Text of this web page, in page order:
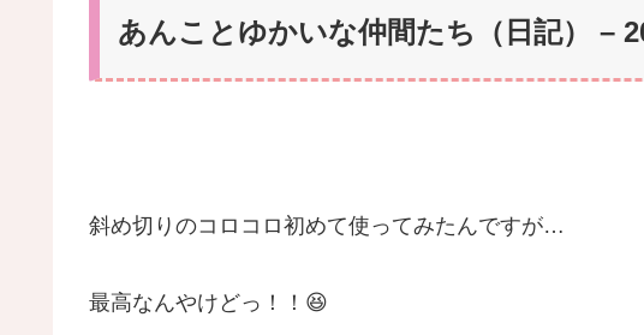
あんことゆかいな仲間たち（日記） –
斜め切りのコロコロ初めて使ってみたんですが…
最高なんやけどっ！！😆